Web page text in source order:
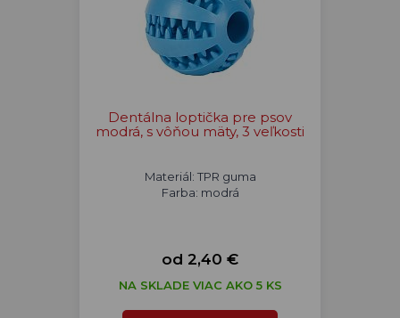
Dentálna loptička pre psov
modrá, s vôňou mäty, 3 veľkosti
Materiál: TPR guma
Farba: modrá
od 2,40 €
NA SKLADE VIAC AKO 5 KS